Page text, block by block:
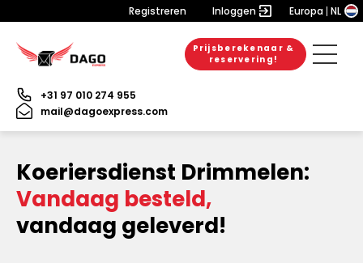
Registreren Inloggen Europa NL
Prijsberekenaar &
reservering!
+31 97 010 274 955
mail@dagoexpress.com
Koeriersdienst Drimmelen:
Vandaag besteld,
vandaag geleverd!